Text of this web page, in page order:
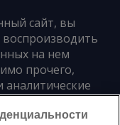
сайт, вы
воспроизводить
на нем
прочего,
любых целей
согласия